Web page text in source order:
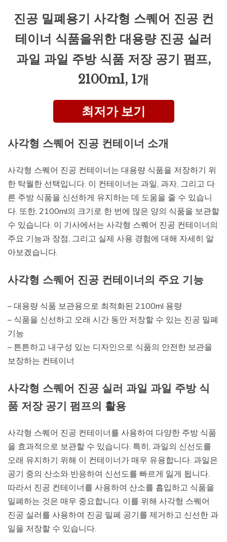
진공 밀폐용기 사각형 스퀘어 진공 컨
테이너 식품을위한 대용량 진공 실러
과일 과일 주방 식품 저장 공기 펌프,
2100ml, 1개
최저가 보기
사각형 스퀘어 진공 컨테이너 소개
사각형 스퀘어 진공 컨테이너는 대용량 식품을 저장하기 위
한 탁월한 선택입니다. 이 컨테이너는 과일, 과자, 그리고 다
른 주방 식품을 신선하게 유지하는 데 도움을 줄 수 있습니
다. 또한, 2100ml의 크기로 한 번에 많은 양의 식품을 보관할
수 있습니다. 이 기사에서는 사각형 스퀘어 진공 컨테이너의
주요 기능과 장점, 그리고 실제 사용 경험에 대해 자세히 알
아보겠습니다.
사각형 스퀘어 진공 컨테이너의 주요 기능
– 대용량 식품 보관용으로 최적화된 2100ml 용량
– 식품을 신선하고 오래 시간 동안 저장할 수 있는 진공 밀폐
기능
– 튼튼하고 내구성 있는 디자인으로 식품의 안전한 보관을
보장하는 컨테이너
사각형 스퀘어 진공 실러 과일 과일 주방 식
품 저장 공기 펌프의 활용
사각형 스퀘어 진공 컨테이너를 사용하여 다양한 주방 식품
을 효과적으로 보관할 수 있습니다. 특히, 과일의 신선도를
오래 유지하기 위해 이 컨테이너가 매우 유용합니다. 과일은
공기 중의 산소와 반응하여 신선도를 빠르게 잃게 됩니다.
따라서 진공 컨테이너를 사용하여 산소를 흡입하고 식품을
밀폐하는 것은 매우 중요합니다. 이를 위해 사각형 스퀘어
진공 실러를 사용하여 진공 밀폐 공기를 제거하고 신선한 과
일을 저장할 수 있습니다.